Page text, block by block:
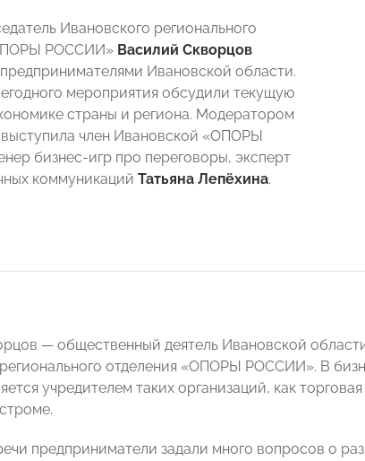
Ивановского регионального
РОССИИ» Василий Скворцов
Ивановской области.
мероприятия обсудили текущую
страны и региона. Модератором
член Ивановской «ОПОРЫ
бизнес-игр про переговоры, эксперт
коммуникаций Татьяна Лепёхина.
— общественный деятель Ивановской
отделения «ОПОРЫ РОССИИ». В
учредителем таких организаций, как
предприниматели задали много вопросов о